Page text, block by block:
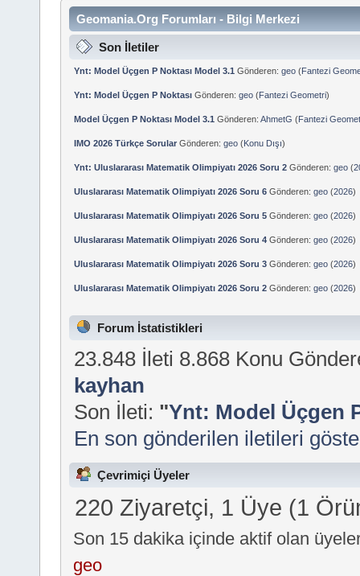
Geomania.Org Forumları - Bilgi Merkezi
Son İletiler
Ynt: Model Üçgen P Noktası Model 3.1 Gönderen: geo(Fantezi
Ynt: Model Üçgen P NoktasıGönderen: geo(Fantezi Geometri)
Model Üçgen P Noktası Model 3.1 Gönderen: AhmetG (Fantezi
IMO 2026 Türkçe SorularGönderen: geo(Konu Dışı)
Ynt: Uluslararası Matematik Olimpiyatı 2026 Soru 2Gönderen: geo(
Uluslararası Matematik Olimpiyatı 2026 Soru 6Gönderen: geo(2026)
Uluslararası Matematik Olimpiyatı 2026 Soru 5Gönderen: geo(2026)
Uluslararası Matematik Olimpiyatı 2026 Soru 4Gönderen: geo(2026)
Uluslararası Matematik Olimpiyatı 2026 Soru 3Gönderen: geo(2026)
Uluslararası Matematik Olimpiyatı 2026 Soru 2Gönderen: geo(2026)
Forum İstatistikleri
23.848 İleti 8.868 Konu
kayhan
Son İleti: "Ynt: Model Üçgen
En son gönderilen iletileri
Çevrimiçi Üyeler
220 Ziyaretçi, 1 Üye (1
Son 15 dakika içinde aktif olan
geo